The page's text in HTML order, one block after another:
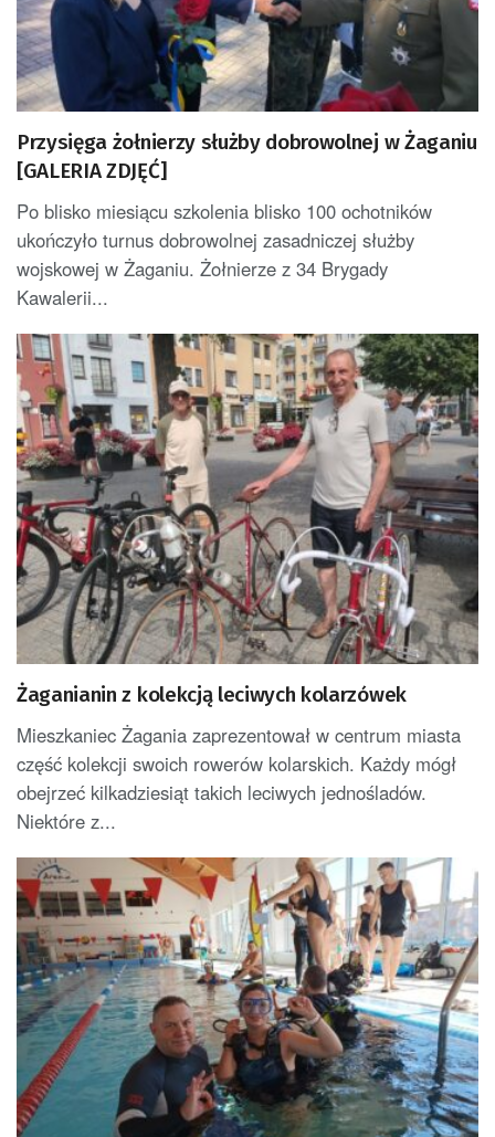
Przysięga żołnierzy służby dobrowolnej w Żaganiu
[GALERIA ZDJĘĆ]
Po blisko miesiącu szkolenia blisko 100 ochotników
ukończyło turnus dobrowolnej zasadniczej służby
wojskowej w Żaganiu. Żołnierze z 34 Brygady
Kawalerii...
Żaganianin z kolekcją leciwych kolarzówek
Mieszkaniec Żagania zaprezentował w centrum miasta
część kolekcji swoich rowerów kolarskich. Każdy mógł
obejrzeć kilkadziesiąt takich leciwych jednośladów.
Niektóre z...